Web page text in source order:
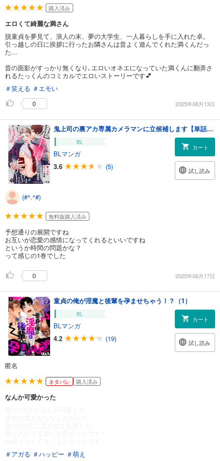
購入済み
エロくて綺麗な満さん
脱童貞を夢見て、浪人の末、夢の大学生、一人暮らしを手に入れた卓。
引っ越しの日に挨拶に行ったお隣さんは昔よく遊んでくれた満くんだっ
た...
昔の面影がすっかり無くなり､エロいオネエになっていた満くんに翻弄さ
れるたっくんのコミカルでエロいストーリーです💕
＃笑える ＃エモい
0
2025年08月13日
鬼上司の裏アカ専属カメラマンに立候補します【単話版／ぼんち】裏アカ上司を暴いてメス堕ちさせるBL①
BL
BLマンガ
3.6
(5)
カート
試し読み
(#^.^#)
無料版購入済み
予想通りの展開ですね
お互いが恋愛の感情になってくれるといいですね
というか時間の問題かな？
って感じの1巻でした
0 2025年06月17日
童貞の俺が淫魔と後輩を孕ませちゃう！？（1）
BL
BLマンガ
4.2
(19)
カート
試し読み
匿名
ネタバレ 購入済み
なんか可愛かった
＃アガる ＃ハッピー ＃萌え